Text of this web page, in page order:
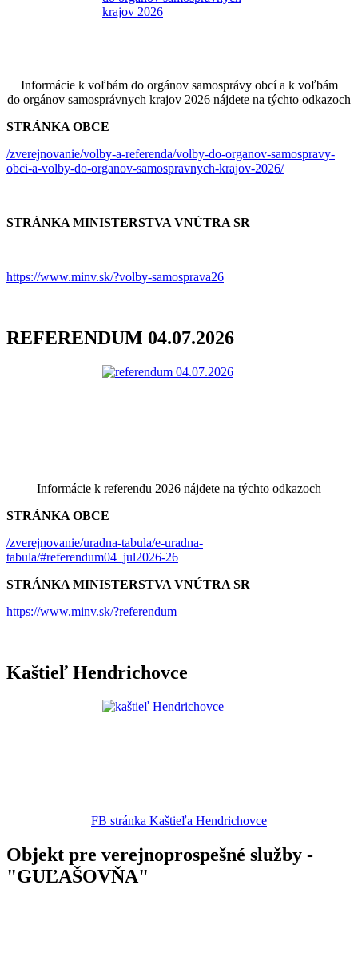
Informácie k voľbám do orgánov samosprávy obcí a k voľbám
do orgánov samosprávnych krajov 2026 nájdete na týchto odkazoch
STRÁNKA OBCE
/zverejnovanie/volby-a-referenda/volby-do-organov-samospravy-
obci-a-volby-do-organov-samospravnych-krajov-2026/
STRÁNKA MINISTERSTVA VNÚTRA SR
https://www.minv.sk/?volby-samosprava26
REFERENDUM 04.07.2026
Informácie k referendu 2026 nájdete na týchto odkazoch
STRÁNKA OBCE
/zverejnovanie/uradna-tabula/e-uradna-
tabula/#referendum04_jul2026-26
STRÁNKA MINISTERSTVA VNÚTRA SR
https://www.minv.sk/?referendum
Kaštieľ Hendrichovce
FB stránka Kaštieľa Hendrichovce
Objekt pre verejnoprospešné služby -
"GUĽAŠOVŇA"